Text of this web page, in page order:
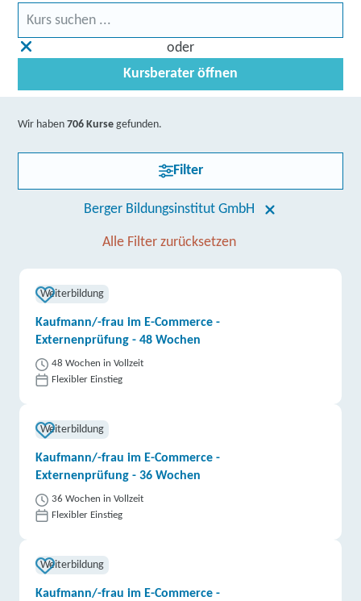
oder
Kursberater öffnen
Wir haben706 Kurse gefunden.
Filter
Berger Bildungsinstitut GmbH
Alle Filter zurücksetzen
Weiterbildung
Kaufmann/-frau im E-Commerce -
Externenprüfung - 48 Wochen
48 Wochen in Vollzeit
Flexibler Einstieg
Weiterbildung
Kaufmann/-frau im E-Commerce -
Externenprüfung - 36 Wochen
36 Wochen in Vollzeit
Flexibler Einstieg
Weiterbildung
Kaufmann/-frau im E-Commerce -